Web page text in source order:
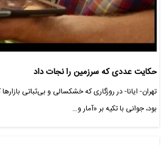
حکایت عددی که سرزمین را نجات داد
تهران- ایانا- در روزگاری که خشکسالی و بی‌ثباتی
بود، جوانی با تکیه بر «آمار و…